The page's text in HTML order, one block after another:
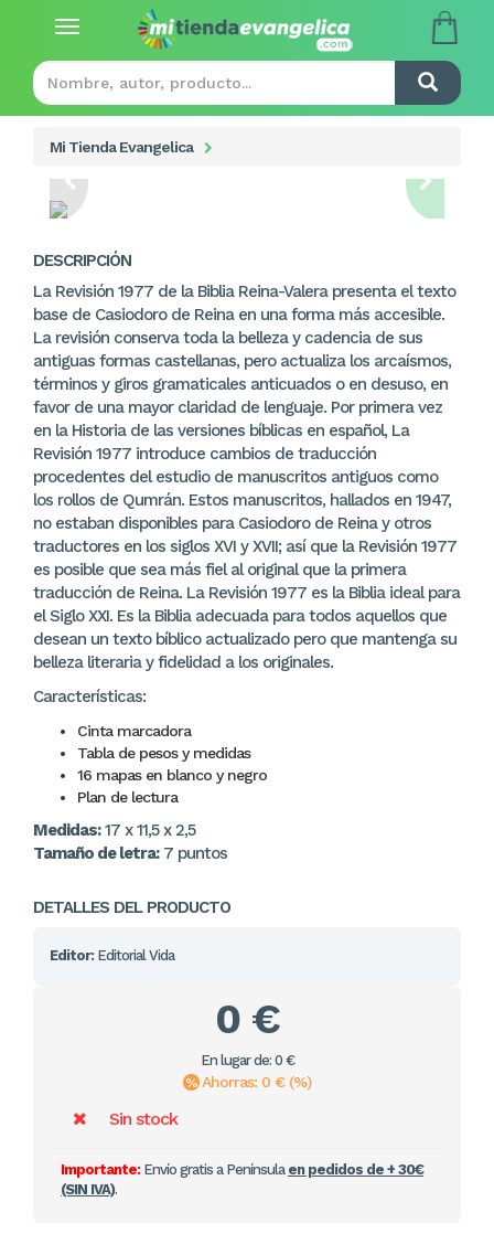
Toggle
Mi Tienda Evangelica
DESCRIPCIÓN
La Revisión 1977 de la Biblia Reina-Valera presenta el texto
base de Casiodoro de Reina en una forma más accesible.
La revisión conserva toda la belleza y cadencia de sus
antiguas formas castellanas, pero actualiza los arcaísmos,
términos y giros gramaticales anticuados o en desuso, en
favor de una mayor claridad de lenguaje. Por primera vez
en la Historia de las versiones bíblicas en español, La
Revisión 1977 introduce cambios de traducción
procedentes del estudio de manuscritos antiguos como
los rollos de Qumrán. Estos manuscritos, hallados en 1947,
no estaban disponibles para Casiodoro de Reina y otros
traductores en los siglos XVI y XVII; así que la Revisión 1977
es posible que sea más fiel al original que la primera
traducción de Reina. La Revisión 1977 es la Biblia ideal para
el Siglo XXI. Es la Biblia adecuada para todos aquellos que
desean un texto bíblico actualizado pero que mantenga su
belleza literaria y fidelidad a los originales.
Características:
Cinta marcadora
Tabla de pesos y medidas
16 mapas en blanco y negro
Plan de lectura
Medidas:17 x 11,5 x 2,5
Tamaño de letra:7 puntos
DETALLES DEL PRODUCTO
Editor: Editorial Vida
0 €
En lugar de: 0 €
Ahorras: 0 € (%)
Sin stock
Importante:Envío gratis a Península en pedidos de + 30€
(SIN IVA).